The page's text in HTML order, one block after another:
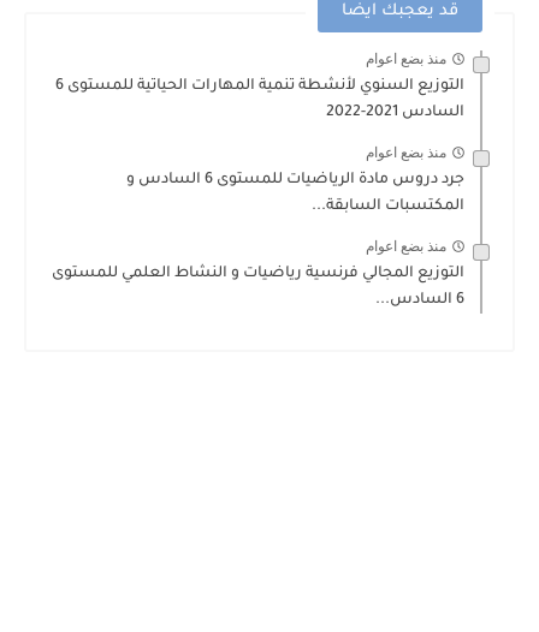
قد يعجبك ايضا
منذ بضع اعوام
التوزيع السنوي لأنشطة تنمية المهارات الحياتية للمستوى 6
السادس 2021-2022
منذ بضع اعوام
جرد دروس مادة الرياضيات للمستوى 6 السادس و
المكتسبات السابقة...
منذ بضع اعوام
التوزيع المجالي فرنسية رياضيات و النشاط العلمي للمستوى
6 السادس...